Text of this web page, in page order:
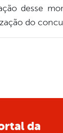
desse
do
da